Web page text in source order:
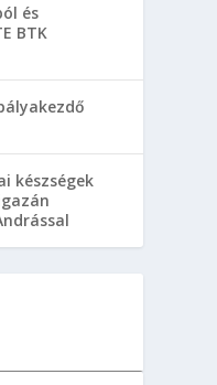
és
BTK
készségek